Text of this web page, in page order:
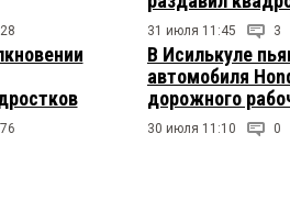
31 июля 11:45 3
В Исилькуле
автомобиля
дорожного
30 июля 11:10 0